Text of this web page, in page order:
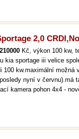
na mechanický stav
2,0
210000 Kč, výkon 100 kw,
kia sportage iii velice
100 kw.maximální možná
nyní v červnu).má
kamera pohon 4x4 -